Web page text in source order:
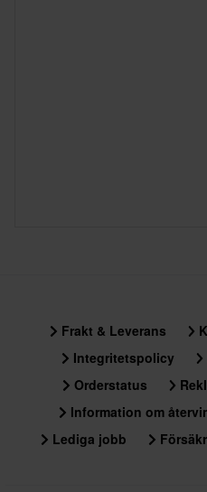
Frakt & Leverans
Integritetspolicy
Orderstatus
Information om
Lediga jobb